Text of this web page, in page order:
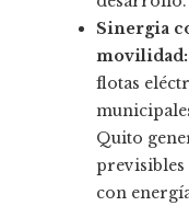
Sinergia
movilidad:
flotas
Quito
previsibles
con